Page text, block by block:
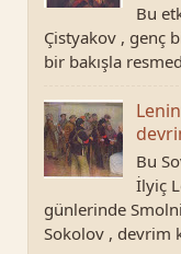
Bu
Çistyakov , genç
bir bakışla
Bu
İlyiç
günlerinde
Sokolov , devrim